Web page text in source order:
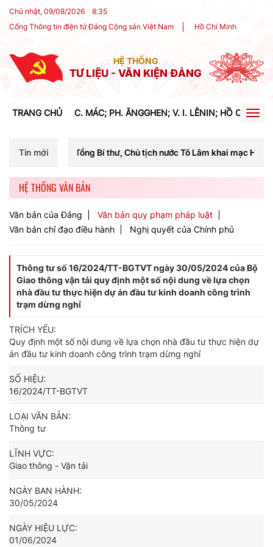
Chủ nhật, 09/08/2026 8:35
Cổng Thông tin điện tử Đảng Cộng sản Việt Nam
Hồ Chí Minh
HỆ THỐNG
TƯ LIỆU - VĂN KIỆN ĐẢNG
TRANG CHỦ C. MÁC; PH. ĂNGGHEN; V. I. LÊNIN; HỒ CHÍ
Tin mới
Bí thư, Chủ tịch nước Tô Lâm khai mạc Hội nghị Trung ương lần
HỆ THỐNG VĂN BẢN
Văn bản của Đảng
Văn bản quy phạm pháp luật
Văn bản chỉ đạo điều hành
Nghị quyết của Chính phủ
Thông tư số 16/2024/TT-BGTVT ngày 30/05/2024 của Bộ
Giao thông vận tải quy định một số nội dung về lựa chọn
nhà đầu tư thực hiện dự án đầu tư kinh doanh công trình
trạm dừng nghỉ
TRÍCH YẾU:
Quy định một số nội dung về lựa chọn nhà đầu tư thực hiện dự
án đầu tư kinh doanh công trình trạm dừng nghỉ
SỐ HIỆU:
16/2024/TT-BGTVT
LOẠI VĂN BẢN:
Thông tư
LĨNH VỰC:
Giao thông - Vận tải
NGÀY BAN HÀNH:
30/05/2024
NGÀY HIỆU LỰC:
01/06/2024